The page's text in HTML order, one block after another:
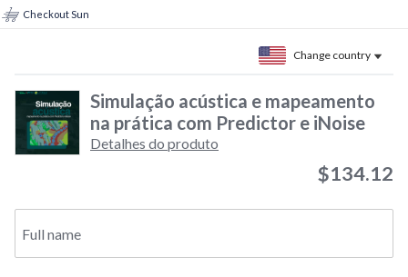
Checkout Sun
Change country
Simulação acústica e mapeamento
na prática com Predictor e iNoise
Detalhes do produto
$134.12
Full name